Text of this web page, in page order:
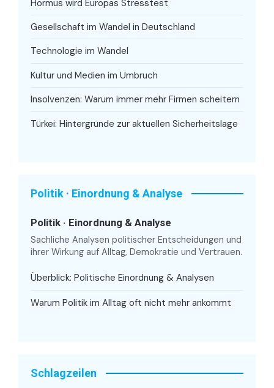
Hormus wird Europas Stresstest
Gesellschaft im Wandel in Deutschland
Technologie im Wandel
Kultur und Medien im Umbruch
Insolvenzen: Warum immer mehr Firmen scheitern
Türkei: Hintergründe zur aktuellen Sicherheitslage
Politik · Einordnung & Analyse
Politik · Einordnung & Analyse
Sachliche Analysen politischer Entscheidungen und
ihrer Wirkung auf Alltag, Demokratie und Vertrauen.
Überblick: Politische Einordnung & Analysen
Warum Politik im Alltag oft nicht mehr ankommt
Schlagzeilen